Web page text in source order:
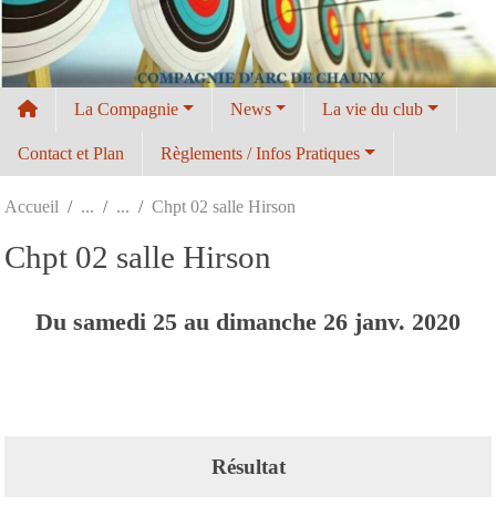
La Compagnie News La vie du club
Contact et Plan Règlements / Infos Pratiques
Accueil Chpt 02 salle Hirson
Chpt 02 salle Hirson
Du samedi 25 au dimanche 26 janv. 2020
Résultat
Panneau de gestion des cookies